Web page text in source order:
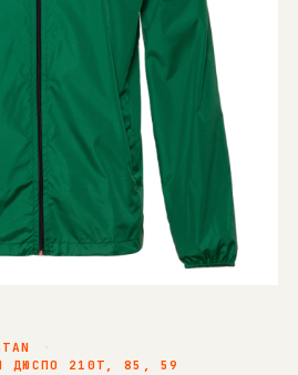
·
ДЮСПО 210T, 85, 59